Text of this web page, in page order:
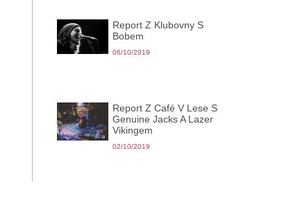
Report Z Klubovny S
Bobem
06/10/2019
Report Z Café V Lese S
Genuine Jacks A Lazer
Vikingem
02/10/2019